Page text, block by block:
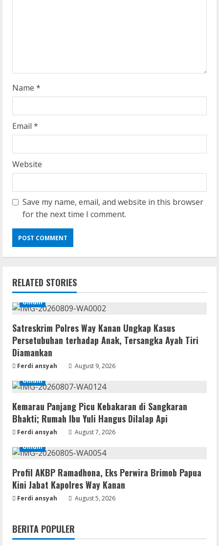
g
Name *
Email *
Website
Save my name, email, and website in this browser
for the next time I comment.
RELATED STORIES
Umum
Satreskrim Polres Way Kanan Ungkap Kasus
Persetubuhan terhadap Anak, Tersangka Ayah Tiri
Diamankan
Ferdi ansyah
August 9, 2026
Umum
Kemarau Panjang Picu Kebakaran di Sangkaran
Bhakti; Rumah Ibu Yuli Hangus Dilalap Api
Ferdi ansyah
August 7, 2026
Umum
Profil AKBP Ramadhona, Eks Perwira Brimob Papua
Kini Jabat Kapolres Way Kanan
Ferdi ansyah August 5, 2026
BERITA POPULER